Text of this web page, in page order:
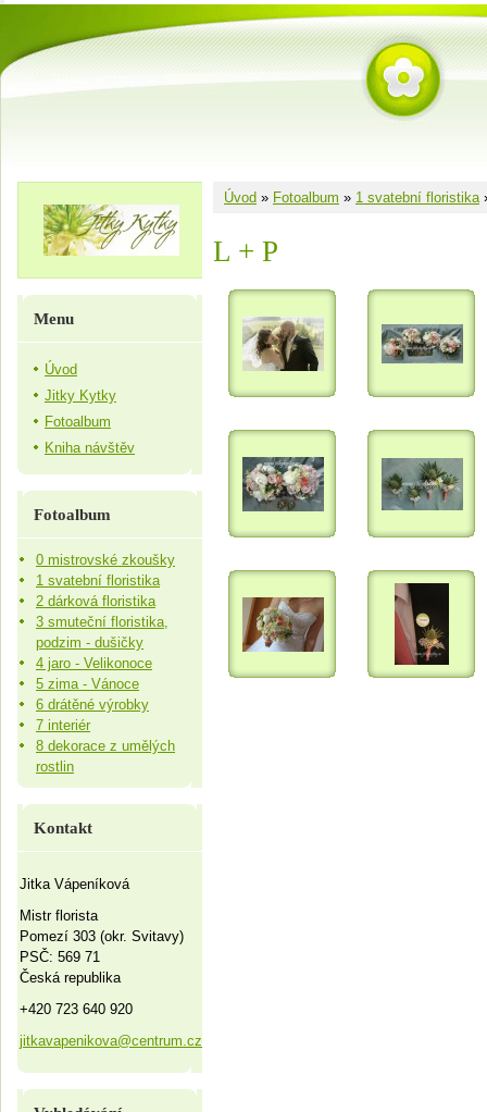
Úvod » Fotoalbum » 1 svatební floristika
L + P
Menu
Úvod
Jitky Kytky
Fotoalbum
Kniha návštěv
Fotoalbum
0 mistrovské zkoušky
1 svatební floristika
2 dárková floristika
3 smuteční floristika,
podzim - dušičky
4 jaro - Velikonoce
5 zima - Vánoce
6 drátěné výrobky
7 interiér
8 dekorace z umělých
rostlin
Kontakt
Jitka Vápeníková
Mistr florista
Pomezí 303 (okr. Svitavy)
PSČ: 569 71
Česká republika
+420 723 640 920
jitkavapenikova@centrum.cz